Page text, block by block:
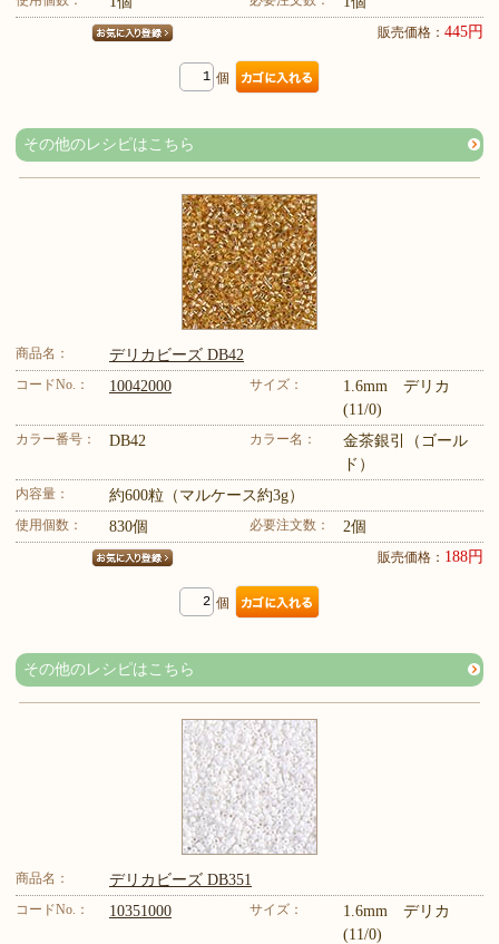
販売価格： 445円
個
その他のレシピはこちら
商品名： デリカビーズ DB42
コードNo.： 10042000 サイズ：
1.6mm デリカ
(11/0)
カラー番号： DB42 カラー名：
金茶銀引（ゴール
ド）
内容量： 約600粒（マルケース約3g）
使用個数： 830個 必要注文数： 2個
販売価格： 188円
個
その他のレシピはこちら
商品名： デリカビーズ DB351
コードNo.： 10351000 サイズ：
1.6mm デリカ
(11/0)